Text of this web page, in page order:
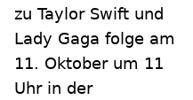
zu Taylor Swift und
Lady Gaga folge am
11. Oktober um 11
Uhr in der